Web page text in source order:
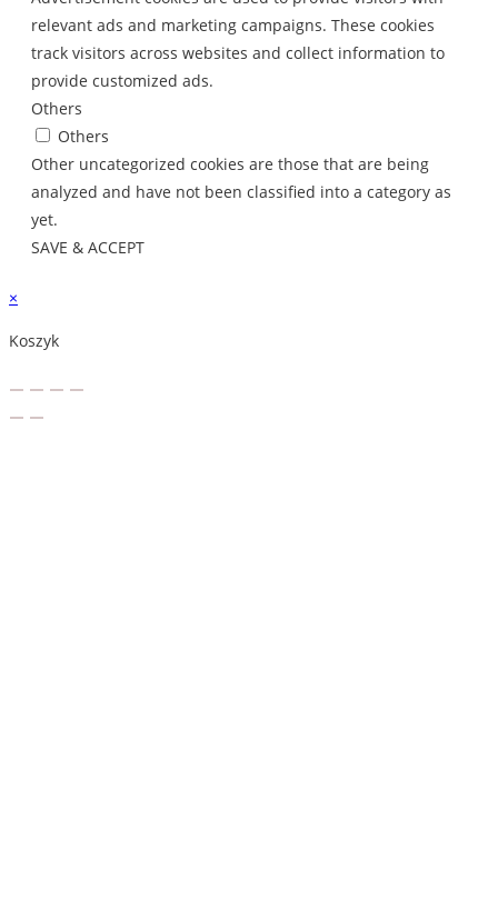
relevant ads and marketing campaigns. These cookies
track visitors across websites and collect information to
provide customized ads.
Others
Others
Other uncategorized cookies are those that are being
analyzed and have not been classified into a category as
yet.
SAVE & ACCEPT
×
Koszyk